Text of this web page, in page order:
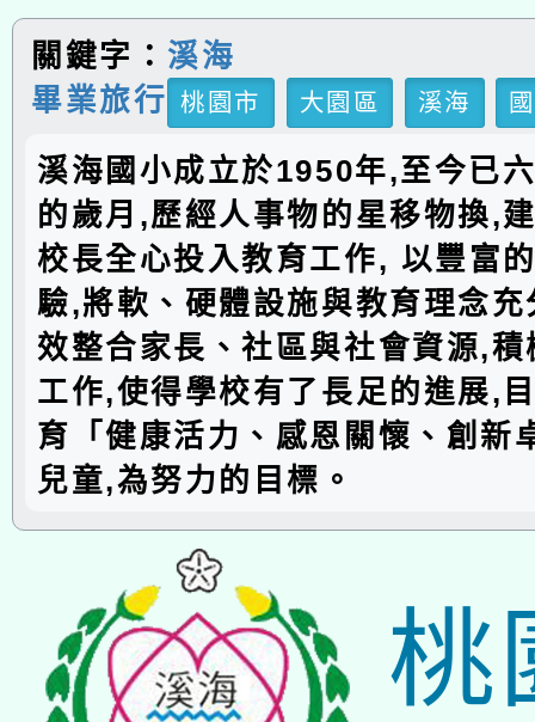
關鍵字： 溪海
畢業旅行 桃園市 大園區 溪海
溪海國小成立於1950年,至今已
的歲月,歷經人事物的星移物換,
校長全心投入教育工作, 以豐富
驗,將軟、硬體設施與教育理念
效整合家長、社區與社會資源,
工作,使得學校有了長足的進展,
育「健康活力、感恩關懷、創新
兒童,為努力的目標。
桃